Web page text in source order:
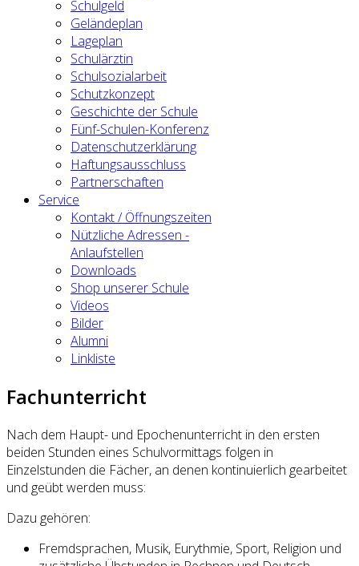
Schulgeld
Geländeplan
Lageplan
Schulärztin
Schulsozialarbeit
Schutzkonzept
Geschichte der Schule
Fünf-Schulen-Konferenz
Datenschutzerklärung
Haftungsausschluss
Partnerschaften
Service
Kontakt / Öffnungszeiten
Nützliche Adressen -
Anlaufstellen
Downloads
Shop unserer Schule
Videos
Bilder
Alumni
Linkliste
Fachunterricht
Nach dem Haupt- und Epochenunterricht in den ersten
beiden Stunden eines Schulvormittags folgen in
Einzelstunden die Fächer, an denen kontinuierlich gearbeitet
und geübt werden muss:
Dazu gehören:
Fremdsprachen, Musik, Eurythmie, Sport, Religion und